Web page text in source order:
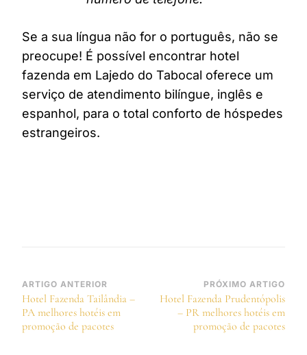
Se a sua língua não for o português, não se
preocupe! É possível encontrar hotel
fazenda em Lajedo do Tabocal oferece um
serviço de atendimento bilíngue, inglês e
espanhol, para o total conforto de hóspedes
estrangeiros.
Navegação
de
post
ARTIGO ANTERIOR
Hotel Fazenda Tailândia –
PA melhores hotéis em
promoção de pacotes
PRÓXIMO ARTIGO
Hotel Fazenda Prudentópolis
– PR melhores hotéis em
promoção de pacotes